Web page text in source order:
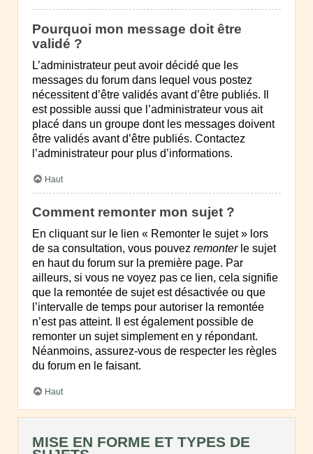
Pourquoi mon message doit être
validé ?
L’administrateur peut avoir décidé que les
messages du forum dans lequel vous postez
nécessitent d’être validés avant d’être publiés. Il
est possible aussi que l’administrateur vous ait
placé dans un groupe dont les messages doivent
être validés avant d’être publiés. Contactez
l’administrateur pour plus d’informations.
Haut
Comment remonter mon sujet ?
En cliquant sur le lien « Remonter le sujet » lors
de sa consultation, vous pouvez remonterle sujet
en haut du forum sur la première page. Par
ailleurs, si vous ne voyez pas ce lien, cela signifie
que la remontée de sujet est désactivée ou que
l’intervalle de temps pour autoriser la remontée
n’est pas atteint. Il est également possible de
remonter un sujet simplement en y répondant.
Néanmoins, assurez-vous de respecter les règles
du forum en le faisant.
Haut
MISE EN FORME ET TYPES DE